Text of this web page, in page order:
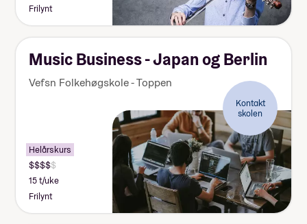
Frilynt
Music Business - Japan og Berlin
Vefsn Folkehøgskole - Toppen
Kontakt
skolen
Helårskurs
15 t/uke
Frilynt